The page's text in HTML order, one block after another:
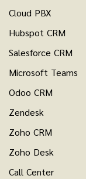
Cloud PBX
Hubspot CRM
Salesforce CRM
Microsoft Teams
Odoo CRM
Zendesk
Zoho CRM
Zoho Desk
Call Center